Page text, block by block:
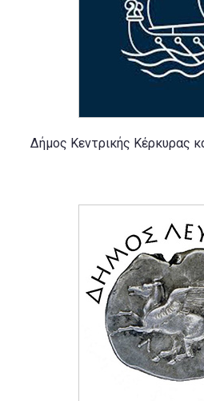
Δήμος Κεντρικής Κέρκυρας